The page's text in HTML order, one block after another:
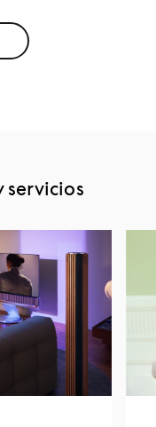
in New Tab
servicios